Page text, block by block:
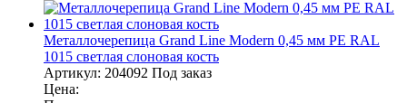
Металлочерепица Grand Line Modern 0,45 мм PE RAL
1015 светлая слоновая кость
Артикул: 204092 Под заказ
Цена: